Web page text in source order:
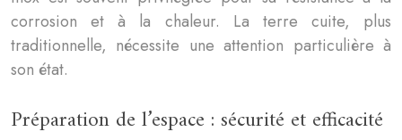
corrosion et à la chaleur. La terre cuite, plus
traditionnelle, nécessite une attention particulière à
son état.
Préparation de l’espace : sécurité et efficacité